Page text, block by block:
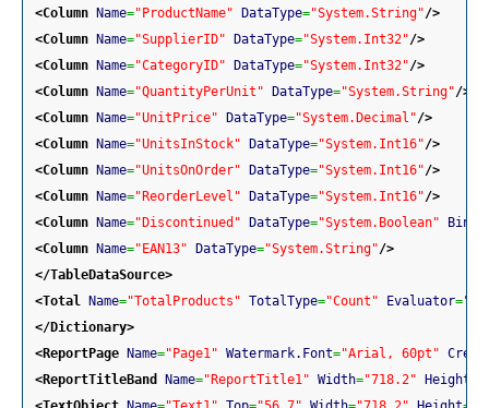
<Column Name="ProductName" DataType="System.String"/>
<Column Name="SupplierID" DataType="System.Int32"/>
<Column Name="CategoryID" DataType="System.Int32"/>
<Column Name="QuantityPerUnit" DataType="System.String"/>
<Column Name="UnitPrice" DataType="System.Decimal"/>
<Column Name="UnitsInStock" DataType="System.Int16"/>
<Column Name="UnitsOnOrder" DataType="System.Int16"/>
<Column Name="ReorderLevel" DataType="System.Int16"/>
<Column Name="Discontinued" DataType="System.Boolean"
<Column Name="EAN13" DataType="System.String"/>
</TableDataSource>
<Total
Name="TotalProducts" TotalType="Count" Evaluator=
</Dictionary>
<ReportPage Name="Page1" Watermark.Font="Arial, 60pt"
<ReportTitleBand
Name="ReportTitle1" Width="718.2" Height